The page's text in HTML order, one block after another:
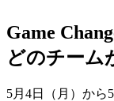
Game
どのチーム
5月4日（月）から